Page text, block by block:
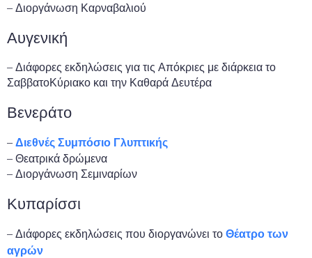
– Διοργάνωση Καρναβαλιού
Αυγενική
– Διάφορες εκδηλώσεις για τις Απόκριες με διάρκεια το
ΣαββατοΚύριακο και την Καθαρά Δευτέρα
Βενεράτο
– Διεθνές Συμπόσιο Γλυπτικής
– Θεατρικά δρώμενα
– Διοργάνωση Σεμιναρίων
Κυπαρίσσι
– Διάφορες εκδηλώσεις που διοργανώνει το Θέατρο των
αγρών